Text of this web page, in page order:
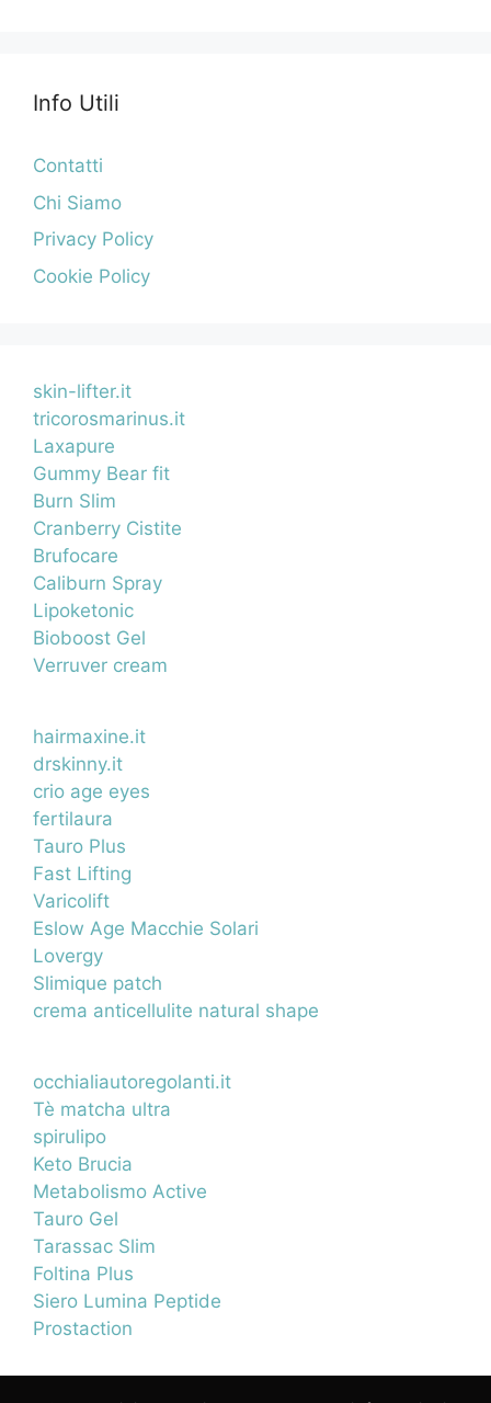
Info Utili
Contatti
Chi Siamo
Privacy Policy
Cookie Policy
skin-lifter.it
tricorosmarinus.it
Laxapure
Gummy Bear fit
Burn Slim
Cranberry Cistite
Brufocare
Caliburn Spray
Lipoketonic
Bioboost Gel
Verruver cream
hairmaxine.it
drskinny.it
crio age eyes
fertilaura
Tauro Plus
Fast Lifting
Varicolift
Eslow Age Macchie Solari
Lovergy
Slimique patch
crema anticellulite natural shape
occhialiautoregolanti.it
Tè matcha ultra
spirulipo
Keto Brucia
Metabolismo Active
Tauro Gel
Tarassac Slim
Foltina Plus
Siero Lumina Peptide
Prostaction